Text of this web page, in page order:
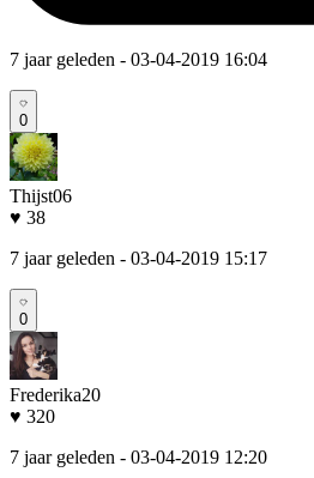
7 jaar geleden - 03-04-2019 16:04
0
Thijst06
♥ 38
7 jaar geleden - 03-04-2019 15:17
0
Frederika20
♥ 320
7 jaar geleden - 03-04-2019 12:20